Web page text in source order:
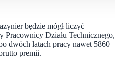
będzie mógł liczyć
Pracownicy Działu Technicznego,
dwóch latach pracy nawet 5860
premii.